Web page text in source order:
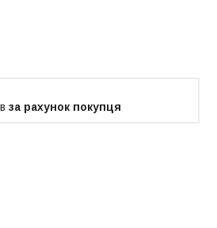
за рахунок покупця